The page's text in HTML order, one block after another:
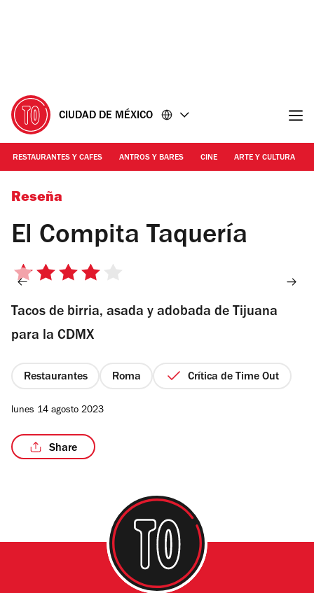
CIUDAD DE MÉXICO
RESTAURANTES Y CAFES ANTROS Y BARES CINE ARTE Y CULTURA
Foto: Alejandra Carbajal
Reseña
El Compita Taquería
4
5
estrellas
Tacos de birria, asada y adobada de Tijuana
para la CDMX
Restaurantes Roma Crítica de Time Out
lunes 14 agosto 2023
Share